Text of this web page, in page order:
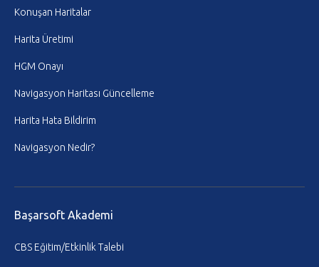
Konuşan Haritalar
Harita Üretimi
HGM Onayı
Navigasyon Haritası Güncelleme
Harita Hata Bildirim
Navigasyon Nedir?
Başarsoft Akademi
CBS Eğitim/Etkinlik Talebi